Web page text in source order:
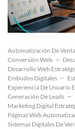
Automatización De
Conversión Web
Desarrollo Web
Embudos Digitales
Experiencia De Usuario
Generación De Leads
Marketing Digital
Páginas Web
Sistemas Digitales De